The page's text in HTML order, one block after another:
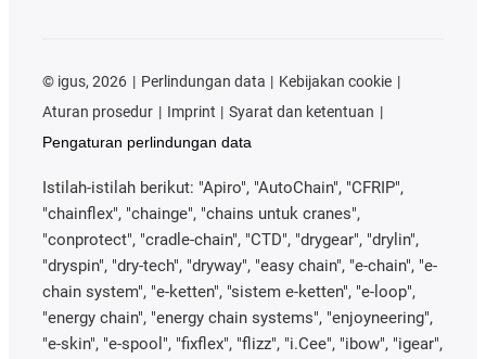
© igus, 2026 Perlindungan data
Kebijakan cookie
Aturan prosedur
Imprint
Syarat dan ketentuan
Pengaturan perlindungan data
Istilah-istilah berikut: "Apiro", "AutoChain", "CFRIP",
"chainflex", "chainge", "chains untuk cranes",
"conprotect", "cradle-chain", "CTD", "drygear", "drylin",
"dryspin", "dry-tech", "dryway", "easy chain", "e-chain", "e-
chain system", "e-ketten", "sistem e-ketten", "e-loop",
"energy chain", "energy chain systems", "enjoyneering",
"e-skin", "e-spool", "fixflex", "flizz", "i.Cee", "ibow", "igear",